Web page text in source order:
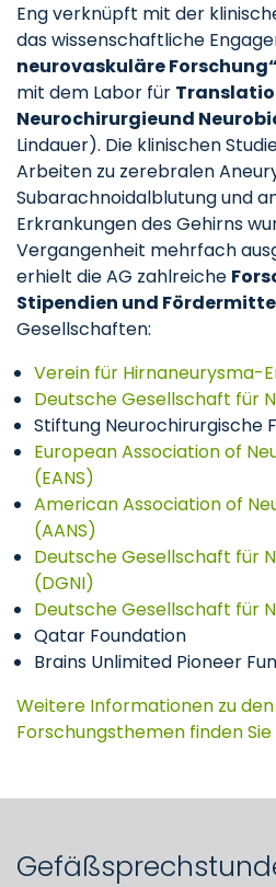
Eng verknüpft mit der
das wissenschaftliche
neurovaskuläre Forschung“
mit dem Labor für
Neurochirurgieund
Lindauer). Die klinischen
Arbeiten zu zerebralen
Subarachnoidalblutung und
Erkrankungen des Gehirns
Vergangenheit mehrfach
erhielt die AG zahlreiche
Stipendien und
Gesellschaften:
Verein für Hirnaneurysma-
Deutsche Gesellschaft für
Stiftung Neurochirurgische
European Association of
(EANS)
American Association of
(AANS)
Deutsche Gesellschaft für
(DGNI)
Deutsche Gesellschaft für
Qatar Foundation
Brains Unlimited Pioneer
Weitere Informationen zu
Forschungsthemen finden Sie